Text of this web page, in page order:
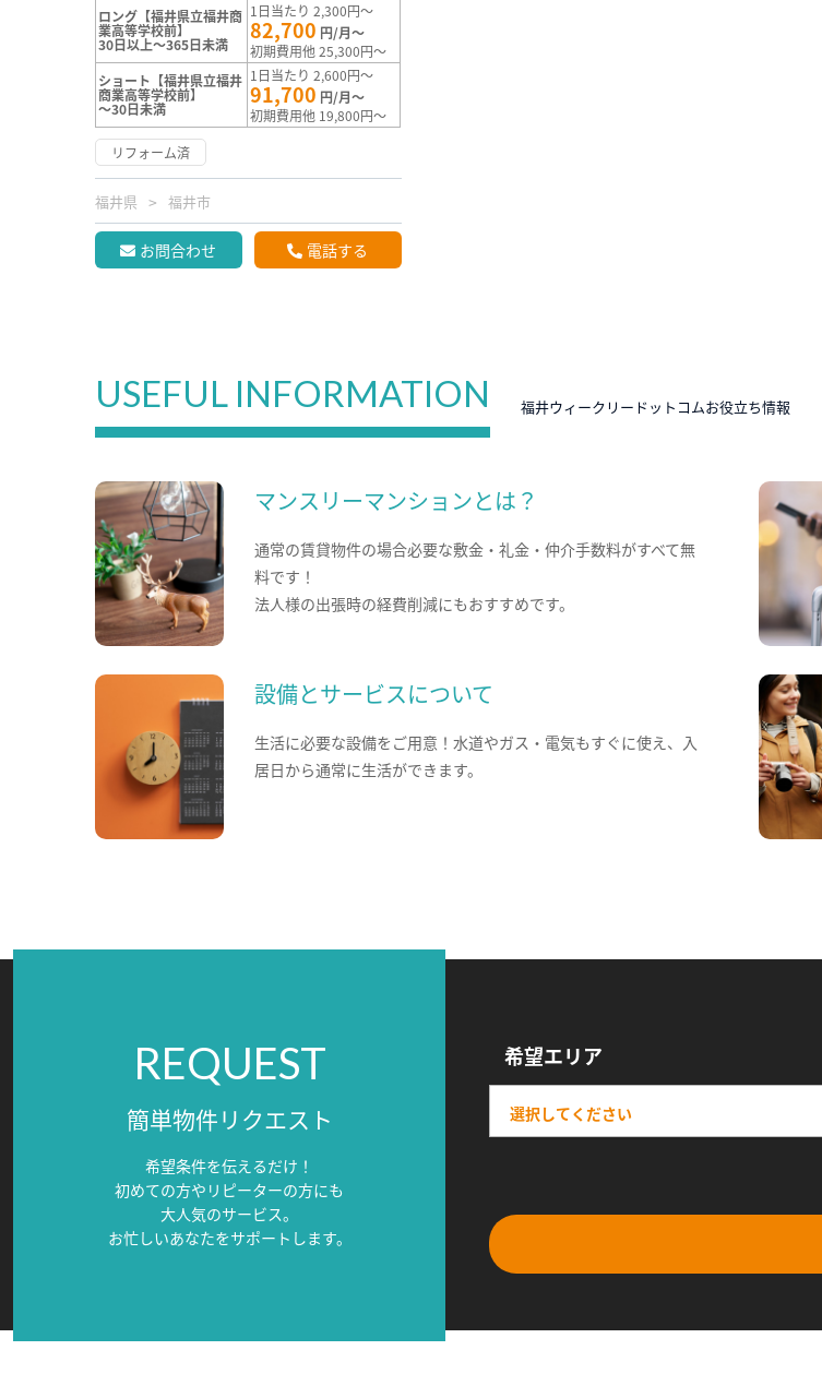
ロング【福井県立福井商
業高等学校前】
30日以上～365日未満
1日当たり 2,300円～
82,700 円/月～
初期費用他 25,300円～
ショート【福井県立福井
商業高等学校前】
～30日未満
1日当たり 2,600円～
91,700 円/月～
初期費用他 19,800円～
リフォーム済
福井県 福井市
お問合わせ 電話する
USEFUL INFORMATION 福井ウィークリードットコムお役立ち情報
マンスリーマンションとは？
通常の賃貸物件の場合必要な敷金・礼金・仲介手数料がすべて無
料です！
法人様の出張時の経費削減にもおすすめです。
設備とサービスについて
生活に必要な設備をご用意！水道やガス・電気もすぐに使え、入
居日から通常に生活ができます。
REQUEST
簡単物件リクエスト
希望条件を伝えるだけ！
初めての方やリピーターの方にも
大人気のサービス。
お忙しいあなたをサポートします。
希望エリア